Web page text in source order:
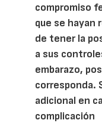
compromiso
que se hayan
de tener la
a sus
embarazo,
corresponda.
adicional en
complicación